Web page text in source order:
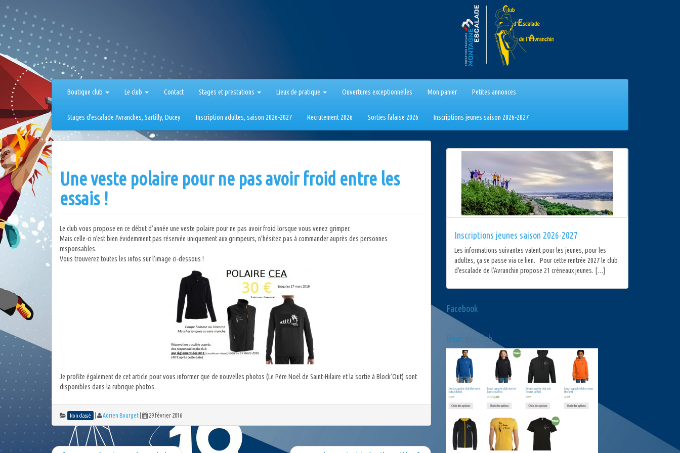
Aller
au
contenu
Boutique club Le club Contact Stages et prestations Lieux de pratique Ouvertures exceptionnelles Mon panier Petites annonces
Stages d’escalade Avranches, Sartilly, Ducey Inscription adultes, saison 2026-2027 Recrutement 2026 Sorties falaise 2026 Inscriptions jeunes saison 2026-2027
Une veste polaire pour ne pas avoir froid entre les
essais !
Le club vous propose en ce début d’année une veste polaire pour ne pas avoir froid lorsque vous venez grimper.
Mais celle-ci n’est bien évidemment pas réservée uniquement aux grimpeurs, n’hésitez pas à commander auprès des personnes
responsables.
Vous trouverez toutes les infos sur l’image ci-dessous !
Je profite également de cet article pour vous informer que de nouvelles photos (Le Père Noël de Saint-Hilaire et la sortie à Block’Out) sont
disponibles dans la rubrique photos.
Non classé Adrien Bourget 29 février 2016
Inscriptions jeunes saison 2026-2027
Les informations suivantes valent pour les jeunes, pour les
adultes, ça se passe via ce lien. Pour cette rentrée 2027 le club
d’escalade de l’Avranchin propose 21 créneaux jeunes. […]
Facebook
Boutique club